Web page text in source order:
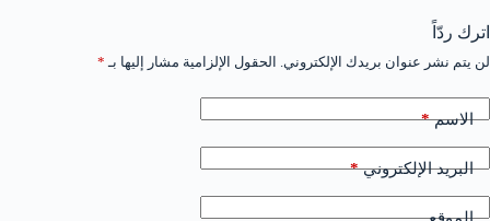
اترك ردّاً
لن يتم نشر عنوان بريدك الإلكتروني. الحقول الإلزامية مشار إليها بـ *
الاسم*
البريد الإلكتروني*